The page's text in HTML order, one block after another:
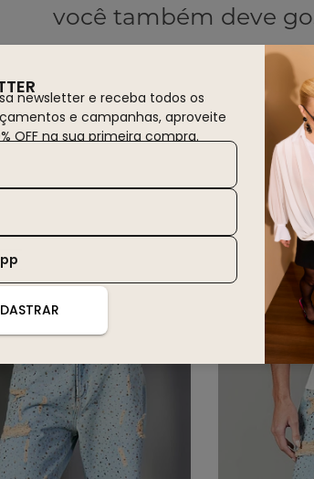
você também deve
30% OFF
newsletter e receba todos os
e campanhas, aproveite
OFF na sua primeira compra.